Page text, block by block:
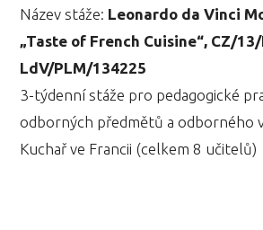
Název stáže: Leonardo da Vinci
„Taste of French Cuisine“, CZ/
LdV/PLM/134225
3-týdenní stáže pro pedagogické
odborných předmětů a odborného
Kuchař ve Francii (celkem 8 učitelů)